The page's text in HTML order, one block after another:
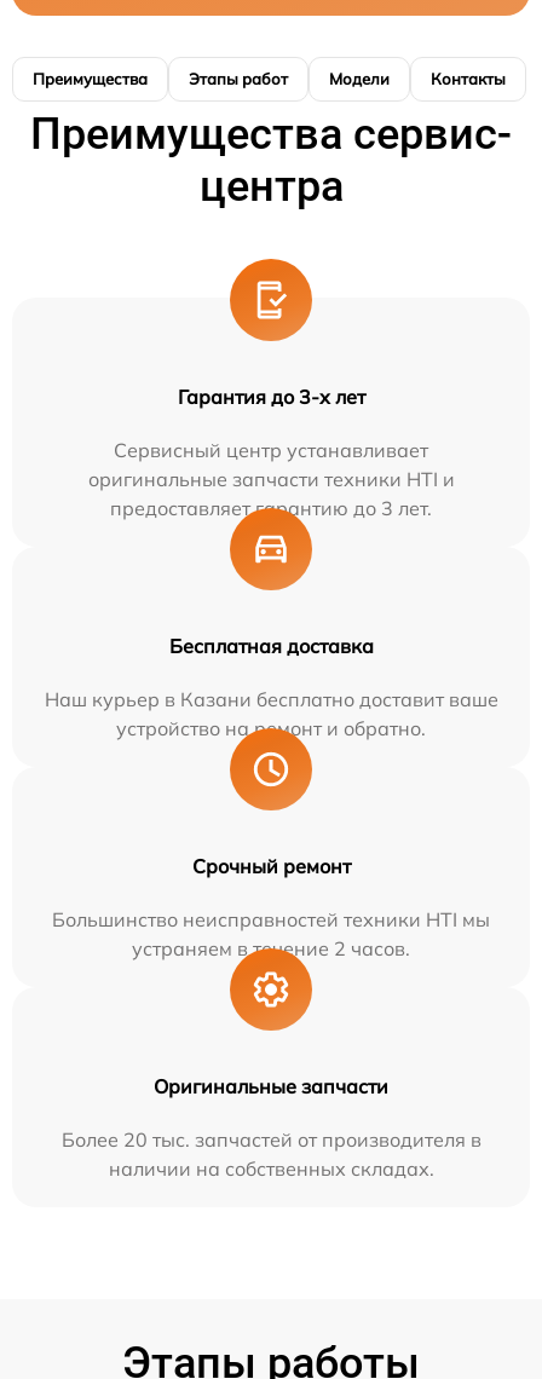
Преимущества Этапы работ Модели Контакты
Преимущества сервис-
центра
Гарантия до 3-х лет
Сервисный центр устанавливает
оригинальные запчасти техники HTI и
предоставляет гарантию до 3 лет.
Бесплатная доставка
Наш курьер в Казани бесплатно доставит ваше
устройство на ремонт и обратно.
Срочный ремонт
Большинство неисправностей техники HTI мы
устраняем в течение 2 часов.
Оригинальные запчасти
Более 20 тыс. запчастей от производителя в
наличии на собственных складах.
Этапы работы